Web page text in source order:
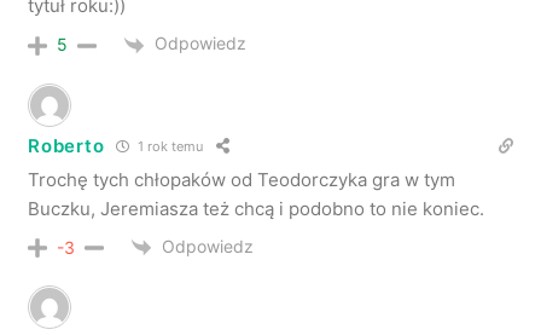
tytuł roku:))
5 Odpowiedz
Roberto 1 rok temu
Trochę tych chłopaków od Teodorczyka gra w tym
Buczku, Jeremiasza też chcą i podobno to nie koniec.
-3 Odpowiedz